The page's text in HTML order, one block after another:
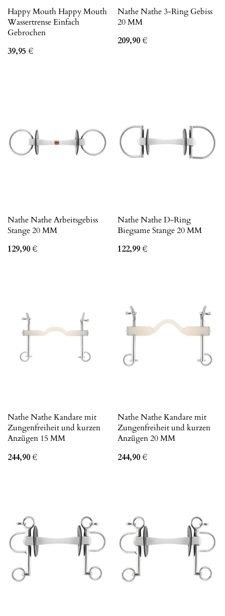
Happy Mouth Happy Mouth
Wassertrense Einfach
Gebrochen
39,95 €
Nathe Nathe 3-Ring Gebiss
20 MM
209,90€
Nathe Nathe Arbeitsgebiss
Stange 20 MM
129,90€
Nathe Nathe D-Ring
Biegsame Stange 20 MM
122,99€
Nathe Nathe Kandare mit
Zungenfreiheit und kurzen
Anzügen 15 MM
244,90€
Nathe Nathe Kandare mit
Zungenfreiheit und kurzen
Anzügen 20 MM
244,90€